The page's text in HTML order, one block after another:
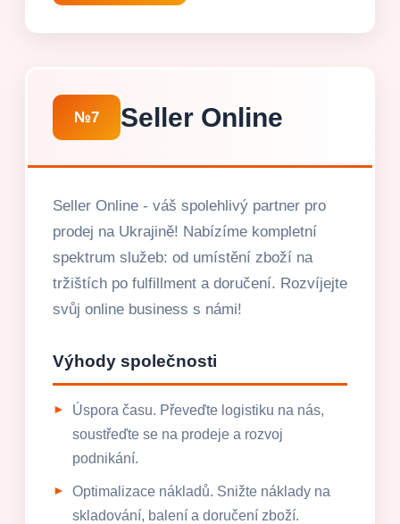
№7 Seller Online
Seller Online - váš spolehlivý partner pro
prodej na Ukrajině! Nabízíme kompletní
spektrum služeb: od umístění zboží na
tržištích po fulfillment a doručení. Rozvíjejte
svůj online business s námi!
Výhody společnosti
Úspora času. Převeďte logistiku na nás,
soustřeďte se na prodeje a rozvoj
podnikání.
Optimalizace nákladů. Snižte náklady na
skladování, balení a doručení zboží.